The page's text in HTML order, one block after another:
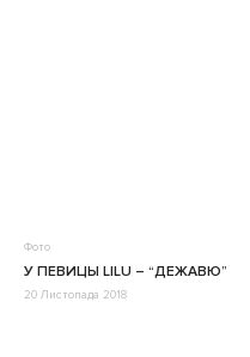
Фото
У ПЕВИЦЫ LILU – “ДЕЖАВЮ”
20 Листопада 2018